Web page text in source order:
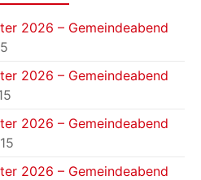
2026 – Gemeindeabend
2026 – Gemeindeabend
2026 – Gemeindeabend
2026 – Gemeindeabend